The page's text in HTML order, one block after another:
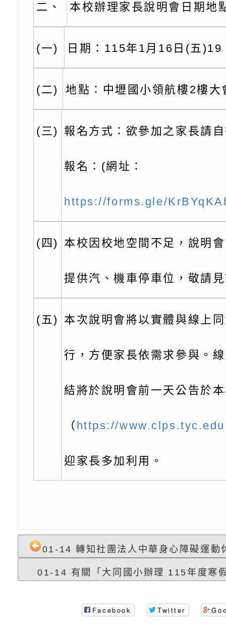
緒學習知能研習」
字稿及LCD託播影片
函轉有關本府新聞處
6月交通安全宣導標
份及道安宣導影像素
有關「115年各賣場
設置防災(颱)專區」
信誼基金會於6／27
【打噴嚏、流鼻水、
0-8歲抗過敏照護指
童過敏免疫專家 林
講】親職講座
檢送桃園市政府LED
字稿及LCD託播影片
檢送桃園市政府家庭
「小桃家6月課程資
約幸福生活-婚前教
座」、「2026開心
家庭好時光」海報
檢送桃園市政府LED
字稿及LCD託播影（
轉知財團法人天主教
而立》蘆葦三十．創
成果分享會
學辦理115年度區域
充實方案：「視」
檢送桃園市政府LED
字稿及LCD託播影（
有關桃園市桃園區新
充實方案：「怪創劇
角色驅動的聲音與故
關事項
檢送行政院新聞傳
月份公共服務政策溝
台北松山文創園區5
展」
字稿及LCD託播影（
轉知國立臺灣師範大
「115學年度身心障
知能研習」
檢送桃園市政府LED
字稿
函轉國立臺灣師範大
知能研習」
學辦理「音樂班第
檢送桃園市政府家庭
代的親職教養」海報
委託辦理「2026臺
摩據點視覺設計競賽
檢送桃園市政府LED
字稿
函轉教育部訂於115
立臺灣科學教育館（
術才能音樂班鑑定二
函轉本府新聞處115
二、 本校辦理家長說明會日期地
(一) 日期：115年1月16日(五)19
(二) 地點：中壢國小領航樓2樓大
(三) 報名方式：欲參加之家長請
報名：(網址：
https://forms.gle/
(四) 本校因校地空間不足，說明
提供汽、機車停車位，敬請
(五) 本次說明會將以實體與線上
行，方便家長依需求參與。
結將於說明會前一天公告於
（ https://
迎家長多加利用。
01-14 轉知社團法人中華身心障礙運動
01-14 有關「大同國小辦理 115年度寒
Facebook Twitter